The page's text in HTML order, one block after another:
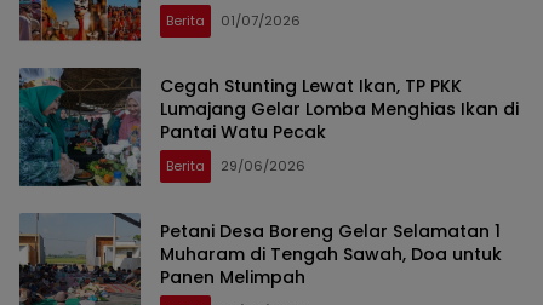
Berita 01/07/2026
Cegah Stunting Lewat Ikan, TP PKK
Lumajang Gelar Lomba Menghias Ikan di
Pantai Watu Pecak
Berita 29/06/2026
Petani Desa Boreng Gelar Selamatan 1
Muharam di Tengah Sawah, Doa untuk
Panen Melimpah